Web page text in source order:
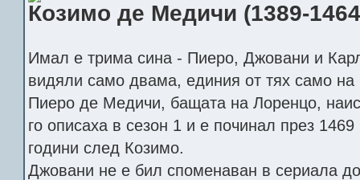
Козимо де Медичи (1389-
Имал е трима сина - Пиеро, Джовани и
видяли само двама, единия от тях само на
Пиеро де Медичи, бащата на Лоренцо,
го описаха в сезон 1 и е починал през
години след Козимо.
Джовани не е бил споменаван в сериала